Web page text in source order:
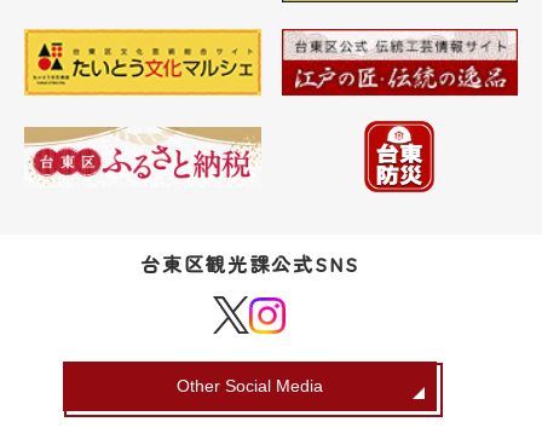
台東区観光課公式SNS
Other Social Media